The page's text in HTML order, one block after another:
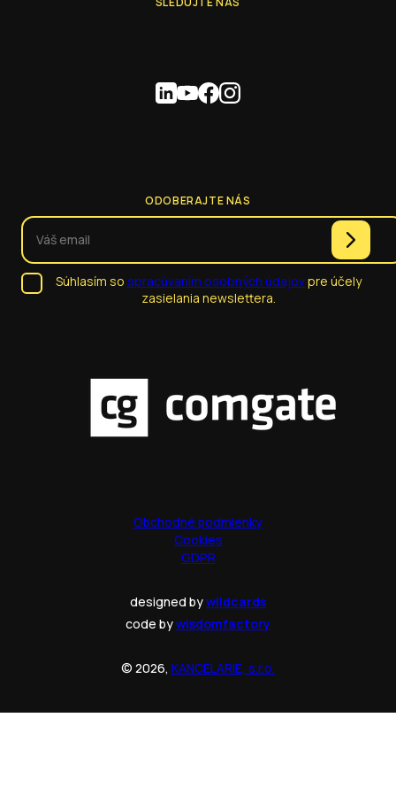
ODOBERAJTE NÁS
Súhlasím so spracúvaním osobných údajovpre účely
zasielania newslettera.
Obchodné podmienky
Cookies
GDPR
designed bywildcards
code bywisdomfactory
© 2026, KANCELARIE, s.r.o.